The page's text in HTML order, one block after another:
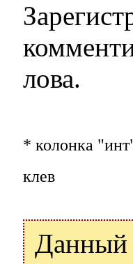
лова.
* колонка
клев
Данный